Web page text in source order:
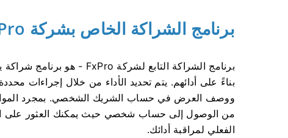
برنامج الشراكة الخاص بشركة FxPro
بناءً على أدائهم. يتم تحديد الأداء من خلال إجراءات
ووصف العرض في حساب الشريك الشخصي. بمجرد
من الوصول إلى حساب شخصي حيث يمكنك العثور على
الفعلي لمراقبة أدائك.